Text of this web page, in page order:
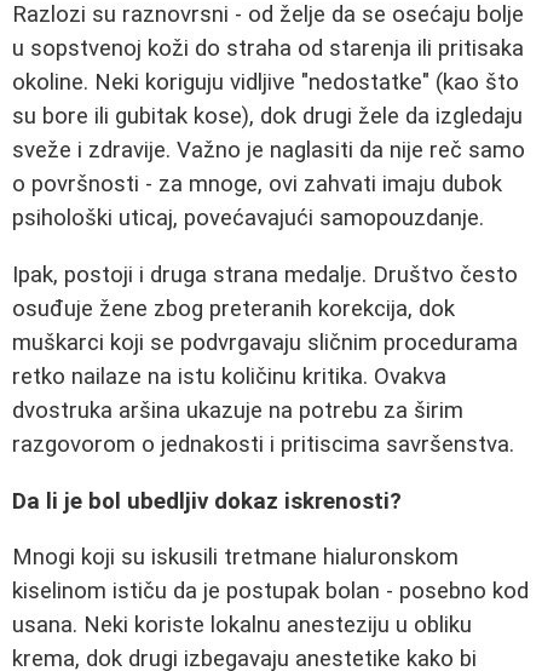
Razlozi su raznovrsni - od želje da se osećaju bolje
u sopstvenoj koži do straha od starenja ili pritisaka
okoline. Neki koriguju vidljive "nedostatke" (kao što
su bore ili gubitak kose), dok drugi žele da izgledaju
sveže i zdravije. Važno je naglasiti da nije reč samo
o površnosti - za mnoge, ovi zahvati imaju dubok
psihološki uticaj, povećavajući samopouzdanje.
Ipak, postoji i druga strana medalje. Društvo često
osuđuje žene zbog preteranih korekcija, dok
muškarci koji se podvrgavaju sličnim procedurama
retko nailaze na istu količinu kritika. Ovakva
dvostruka aršina ukazuje na potrebu za širim
razgovorom o jednakosti i pritiscima savršenstva.
Da li je bol ubedljiv dokaz iskrenosti?
Mnogi koji su iskusili tretmane hialuronskom
kiselinom ističu da je postupak bolan - posebno kod
usana. Neki koriste lokalnu anesteziju u obliku
krema, dok drugi izbegavaju anestetike kako bi